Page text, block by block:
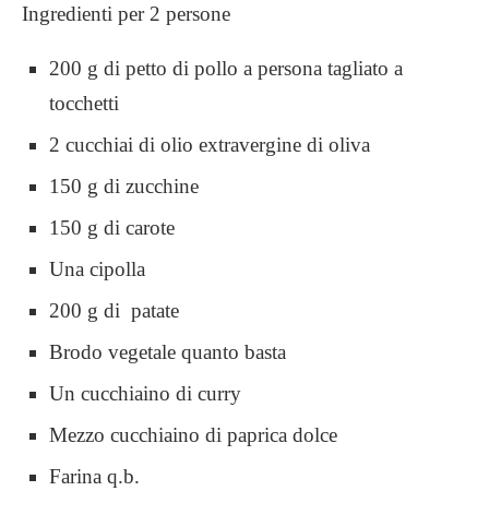
Ingredienti per 2 persone
200 g di petto di pollo a persona tagliato a
tocchetti
2 cucchiai di olio extravergine di oliva
150 g di zucchine
150 g di carote
Una cipolla
200 g di patate
Brodo vegetale quanto basta
Un cucchiaino di curry
Mezzo cucchiaino di paprica dolce
Farina q.b.